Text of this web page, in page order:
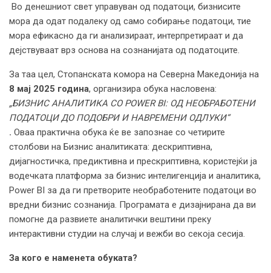
Во денешниот свет управуван од податоци, бизнисите
мора да одат подалеку од само собирање податоци, тие
мора ефикасно да ги анализираат, интерпретираат и да
дејствуваат врз основа на сознанијата од податоците.
За таа цел, Стопанската комора на Северна Македонија на
8 мај 2025 година, организира обука насловена:
„БИЗНИС АНАЛИТИКА СО POWER BI: ОД НЕОБРАБОТЕНИ
ПОДАТОЦИ ДО ПОДОБРИ И НАВРЕМЕНИ ОДЛУКИ“
. Оваа практична обука ќе ве запознае со четирите
столбови на Бизнис аналитиката: дескриптивна,
дијагностичка, предиктивна и прескриптивна, користејќи ја
водечката платформа за бизнис интелигенција и аналитика,
Power BI за да ги претворите необработените податоци во
вредни бизнис сознанија. Програмата е дизајнирана да ви
помогне да развиете аналитички вештини преку
интерактивни студии на случај и вежби во секоја сесија.
За кого е наменета обуката?